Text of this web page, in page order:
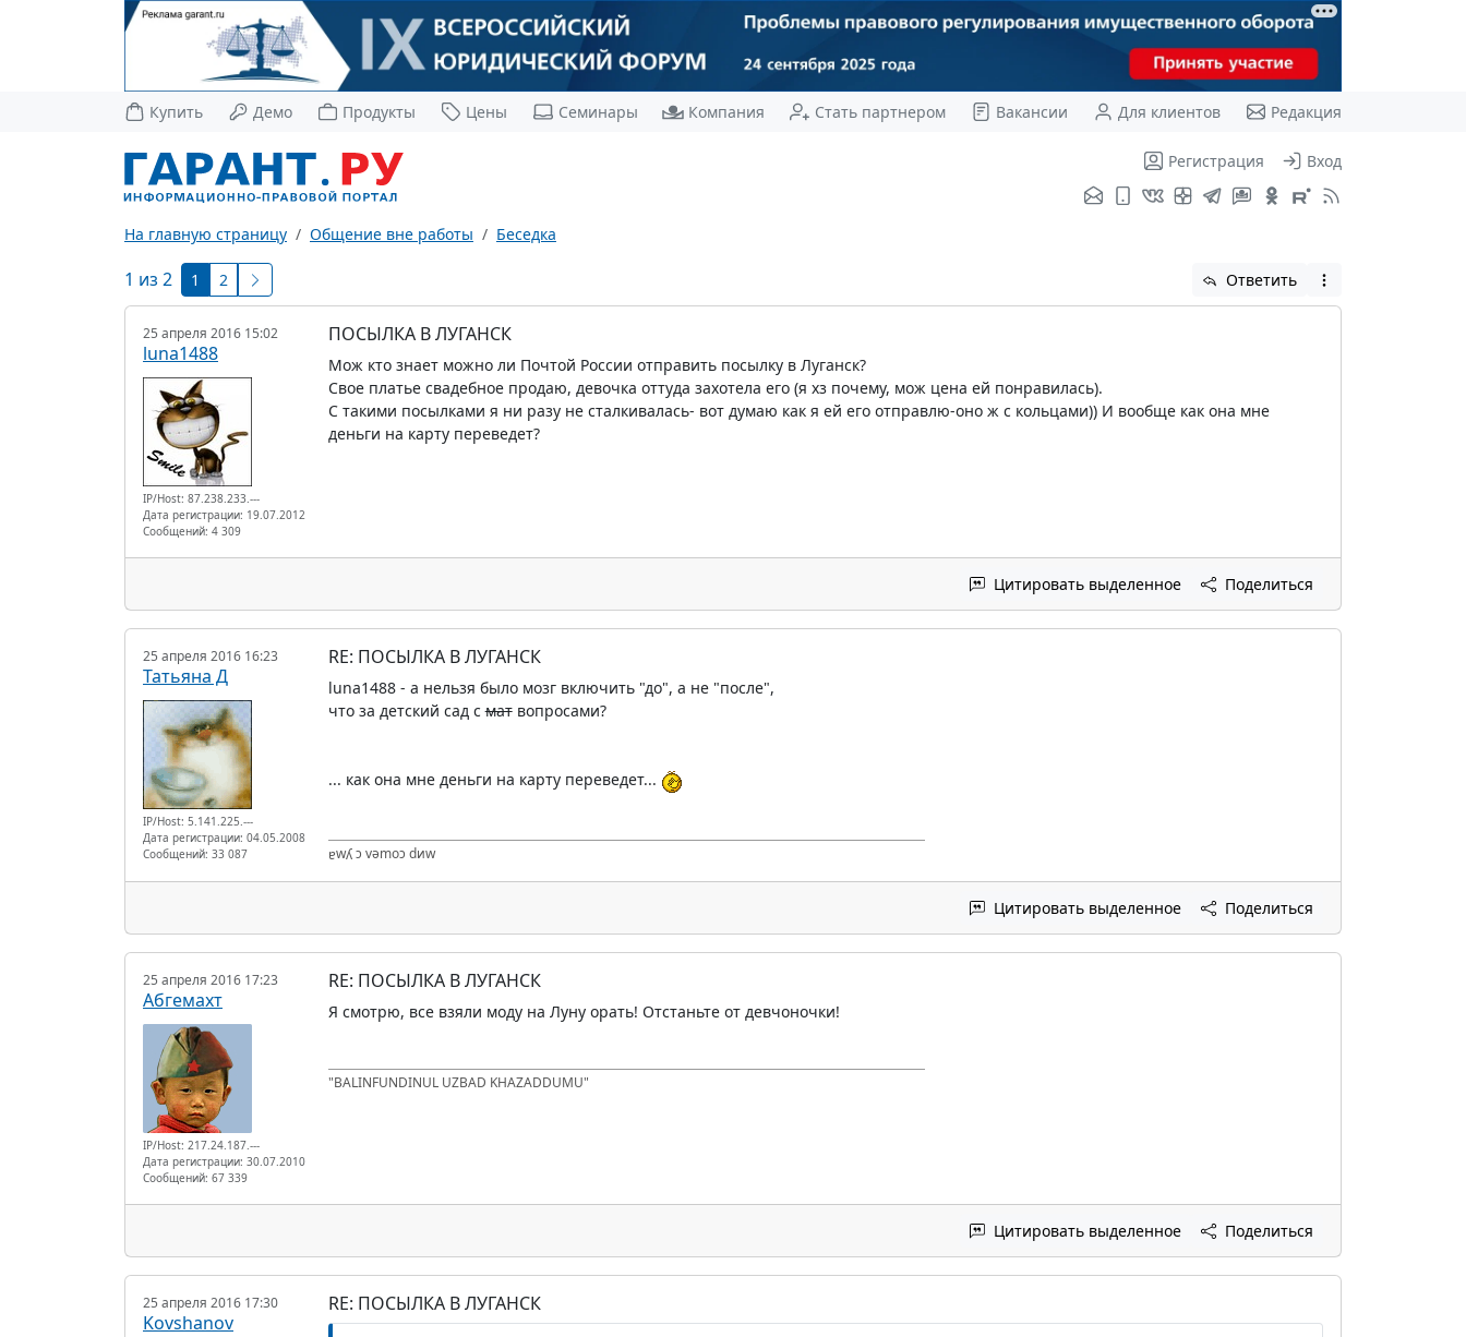
Купить Демо Продукты Цены Семинары Компания Стать партнером Вакансии Для клиентов Редакция
Регистрация Вход
На главную страницу Общение вне работы Беседка
1 из 2 1 2 Ответить
25 апреля 2016 15:02
luna1488
IP/Host: 87.238.233.---
Дата регистрации: 19.07.2012
Сообщений: 4 309
ПОСЫЛКА В ЛУГАНСК
Мож кто знает можно ли Почтой России отправить посылку в Луганск?
Свое платье свадебное продаю, девочка оттуда захотела его (я хз почему, мож цена ей понравилась).
С такими посылками я ни разу не сталкивалась- вот думаю как я ей его отправлю-оно ж с кольцами)) И вообще как она мне
деньги на карту переведет?
Цитировать выделенное Поделиться
25 апреля 2016 16:23
Татьяна Д
IP/Host: 5.141.225.---
Дата регистрации: 04.05.2008
Сообщений: 33 087
RE: ПОСЫЛКА В ЛУГАНСК
luna1488 - а нельзя было мозг включить "до", а не "после",
что за детский сад сматвопросами?
... как она мне деньги на карту переведет...
ɐwʎ ɔ vǝmоɔ dиw
Цитировать выделенное Поделиться
25 апреля 2016 17:23
Абгемахт
IP/Host: 217.24.187.---
Дата регистрации: 30.07.2010
Сообщений: 67 339
RE: ПОСЫЛКА В ЛУГАНСК
Я смотрю, все взяли моду на Луну орать! Отстаньте от девчоночки!
"BALINFUNDINUL UZBAD KHAZADDUMU"
Цитировать выделенное Поделиться
25 апреля 2016 17:30
Kovshanov
RE: ПОСЫЛКА В ЛУГАНСК